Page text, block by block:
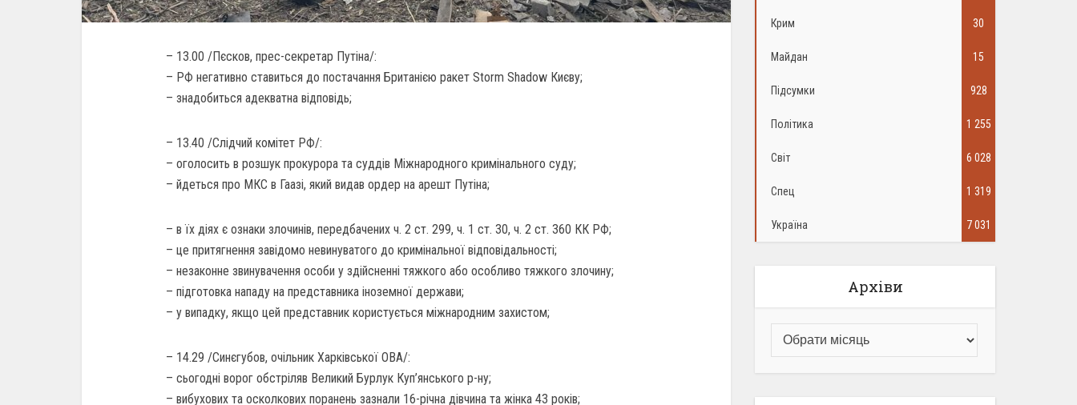
– 13.00 /Пєсков, прес-секретар Путіна/:
– РФ негативно ставиться до постачання Британією ракет Storm Shadow Києву;
– знадобиться адекватна відповідь;
– 13.40 /Слідчий комітет РФ/:
– оголосить в розшук прокурора та суддів Міжнародного кримінального суду;
– йдеться про МКС в Гаазі, який видав ордер на арешт Путіна;
– в їх діях є ознаки злочинів, передбачених ч. 2 ст. 299, ч. 1 ст. 30, ч. 2 ст. 360 КК РФ;
– це притягнення завідомо невинуватого до кримінальної відповідальності;
– незаконне звинувачення особи у здійсненні тяжкого або особливо тяжкого злочину;
– підготовка нападу на представника іноземної держави;
– у випадку, якщо цей представник користується міжнародним захистом;
– 14.29 /Синєгубов, очільник Харківської ОВА/:
– сьогодні ворог обстріляв Великий Бурлук Куп’янського р-ну;
– вибухових та осколкових поранень зазнали 16-річна дівчина та жінка 43 років;
Крим 30
Майдан 15
Підсумки 928
Політика 1 255
Світ 6 028
Спец 1 319
Україна 7 031
Архіви